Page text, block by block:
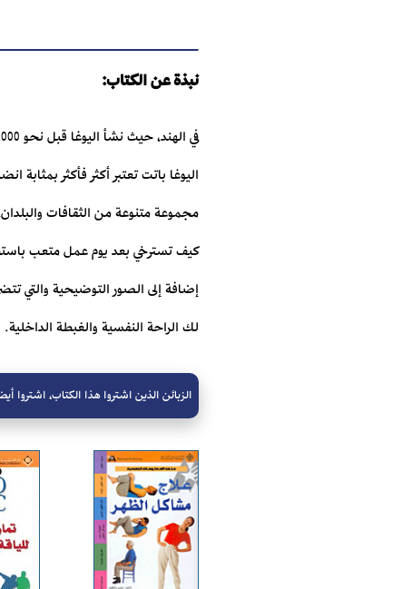
نبذة عن الكتاب:
اليوغا باتت تعتبر أكثر فأكثر
مجموعة متنوعة من الثقافات
كيف تسترخي بعد يوم عمل متعب
إضافة إلى الصور التوضيحية والتي
لك الراحة النفسية والغبطة الداخلية.
الزبائن الذين اشتروا هذا الكتاب، اشتروا